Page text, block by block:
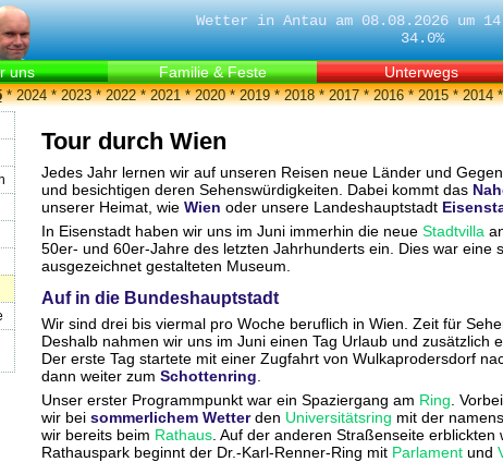
Wetter in Antau am 08.08.2026 um
34.0%
uns Familie & Feste Unterwegs
*2024*2023*2022*2021*2020*2019*2018*2017*2016*2015*2014
Tour durch Wien
Jedes Jahr lernen wir auf unseren Reisen neue Länder und
und besichtigen deren Sehenswürdigkeiten. Dabei kommt das
unserer Heimat, wie Wien oder unsere Landeshauptstadt
In Eisenstadt haben wir uns im Juni immerhin die neue Stadtvilla
50er- und 60er-Jahre des letzten Jahrhunderts ein. Dies war eine
ausgezeichnet gestalteten Museum.
Auf in die Bundeshauptstadt
Wir sind drei bis viermal pro Woche beruflich in Wien. Zeit für
Deshalb nahmen wir uns im Juni einen Tag Urlaub und zusätzlich
Der erste Tag startete mit einer Zugfahrt von Wulkaprodersdorf
dann weiter zum Schottenring
Unser erster Programmpunkt war ein Spaziergang am Ring .
wir bei sommerlichem Wetterden Universitätsring mit der
wir bereits beim Rathaus . Auf der anderen Straßenseite erblickten
Rathauspark beginnt der Dr.-Karl-Renner-Ring mit Parlament und